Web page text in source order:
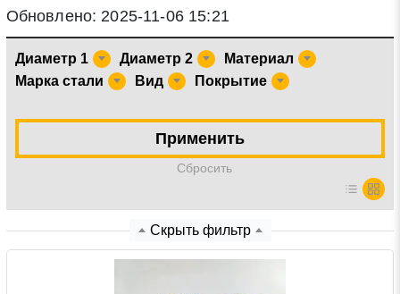
Обновлено: 2025-11-06 15:21
Диаметр 1 Диаметр 2
Материал
Марка стали
Вид Покрытие
Применить
Cбросить
Скрыть фильтр
Отправить заявку
Нажимая на кнопку «Отправить заявку» Вы даете
соответствии со статьей 9 Федерального закона от 27
июля 2006 г. N 152-ФЗ «О персональных данных», а
также соглашаетесь на информационную рассылку по